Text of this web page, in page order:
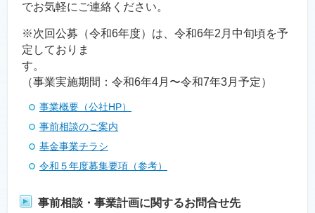
でお気軽にご連絡ください。
※次回公募（令和6年度）は、令和6年2月中旬頃を予
定しておりま
す
（事業実施期間：令和6年4月〜令和7年3月予定）
事業概要（公社HP）
事前相談のご案内
基金事業チラシ
令和５年度募集要項（参考）
事前相談・事業計画に関するお問合せ先